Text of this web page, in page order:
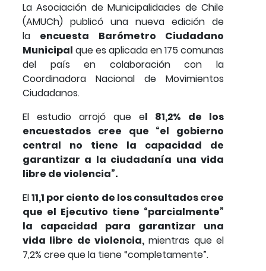
La Asociación de Municipalidades de Chile
(AMUCh) publicó una nueva edición de
la encuesta Barómetro Ciudadano
Municipal que es aplicada en 175 comunas
del país en colaboración con la
Coordinadora Nacional de Movimientos
Ciudadanos.
El estudio arrojó que el 81,2% de los
encuestados cree que “el gobierno
central no tiene la capacidad de
garantizar a la ciudadanía una vida
libre de violencia”.
El11,1 por ciento de los consultados cree
que el Ejecutivo tiene “parcialmente”
la capacidad para garantizar una
vida libre de violencia, mientras que el
7,2% cree que la tiene “completamente”.